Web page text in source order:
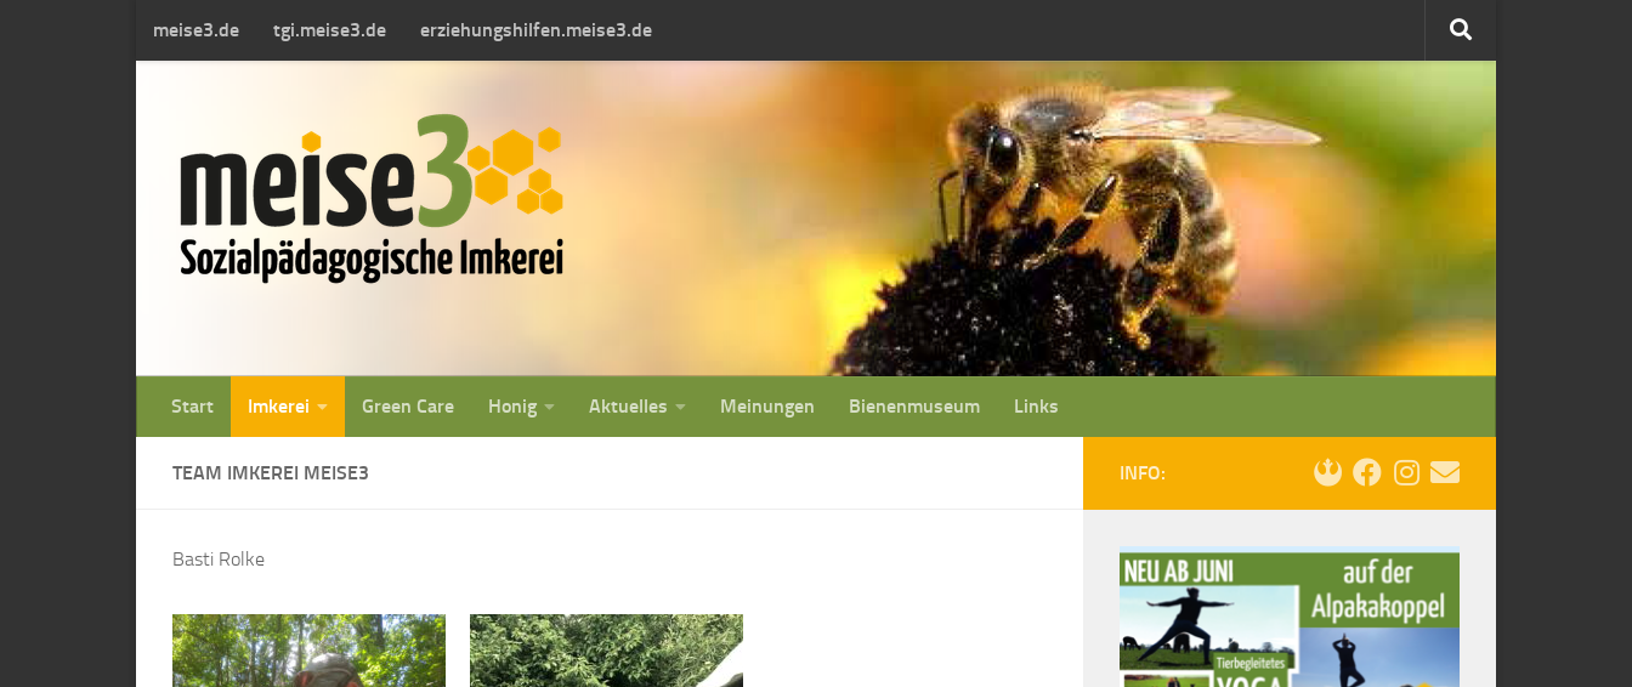
Zum Inhalt springen
meise3.de tgi.meise3.de erziehungshilfen.meise3.de
Start Imkerei Green Care Honig Aktuelles Meinungen Bienenmuseum Links
TEAM IMKEREI MEISE3
Basti Rolke
INFO: